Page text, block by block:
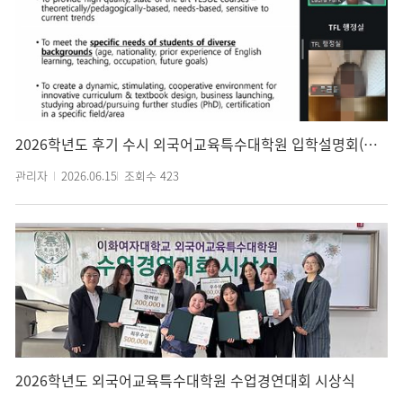
2026학년도 후기 수시 외국어교육특수대학원 입학설명회(온라인 비대면)
관리자 2026.06.15 조회수 423
2026학년도 외국어교육특수대학원 수업경연대회 시상식